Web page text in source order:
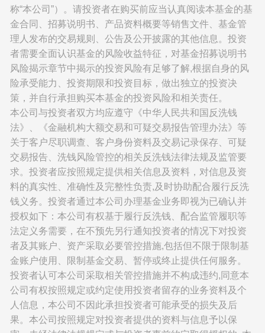
称“本公司”）。请投资者在购买前应当认真阅读本基金的基
金合同、招募说明书、产品资料概要等销售文件、基金管
理人发布的交易规则、公告及公开披露的其他信息。投资
者需要全面认识基金的风险收益特征，对基金招募说明书
风险揭示章节中揭示的投资风险有足够了解,根据自身的风
险承受能力、投资期限和投资目标，做出独立的投资决
策，并自行承担购买本基金的投资风险和相关责任。
本公司与投资者双方均应遵守《中华人民共和国反洗钱
法》、《金融机构大额交易和可疑交易报告管理办法》等
关于客户尽职调查、客户身份资料及交易记录保存、可疑
交易报告、洗钱风险管控的相关反洗钱法律法规及监管要
求。投资者应按照规定提供相关信息及资料，对信息及资
料的真实性、准确性及完整性负责,及时协助配合履行反洗
钱义务。投资者通过本公司办理基金业务即视为已确认并
授权如下：本公司有权基于履行反洗钱、配合监管履职等
法定义务需要，在不预先另行通知投资者的情况下对投资
者及其账户、资产采取必要管控措施,包括但不限于限制基
金账户使用、限制基金交易、暂停或终止提供任何服务。
投资者认可本公司采取相关管控措施并不构成违约,同意本
公司有权按照规定或约定使用投资者留存的业务资料及个
人信息，本公司不因此承担投资者可能承受的损失及后
果。本公司按照规定对投资者提供的资料与信息予以保